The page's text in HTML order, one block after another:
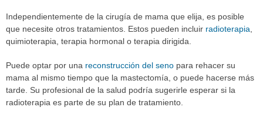
Independientemente de la cirugía de mama que elija, es posible
que necesite otros tratamientos. Estos pueden incluir radioterapia,
quimioterapia, terapia hormonal o terapia dirigida.
Puede optar por una reconstrucción del seno para rehacer su
mama al mismo tiempo que la mastectomía, o puede hacerse más
tarde. Su profesional de la salud podría sugerirle esperar si la
radioterapia es parte de su plan de tratamiento.